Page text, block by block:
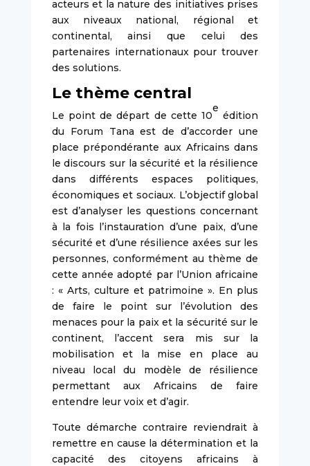
acteurs et la nature des initiatives prises
aux niveaux national, régional et
continental, ainsi que celui des
partenaires internationaux pour trouver
des solutions.
Le thème central
Le point de départ de cette 10
e
édition
du Forum Tana est de d’accorder une
place prépondérante aux Africains dans
le discours sur la sécurité et la résilience
dans différents espaces politiques,
économiques et sociaux. L’objectif global
est d’analyser les questions concernant
à la fois l’instauration d’une paix, d’une
sécurité et d’une résilience axées sur les
personnes, conformément au thème de
cette année adopté par l’Union africaine
: « Arts, culture et patrimoine ». En plus
de faire le point sur l’évolution des
menaces pour la paix et la sécurité sur le
continent, l’accent sera mis sur la
mobilisation et la mise en place au
niveau local du modèle de résilience
permettant aux Africains de faire
entendre leur voix et d’agir.
Toute démarche contraire reviendrait à
remettre en cause la détermination et la
capacité des citoyens africains à